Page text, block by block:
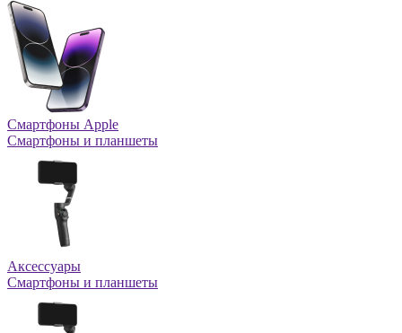
Смартфоны Apple
Смартфоны и планшеты
Аксессуары
Смартфоны и планшеты